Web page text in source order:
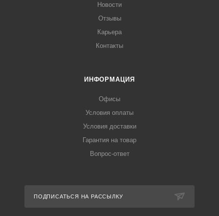
Новости
Отзывы
Карьера
Контакты
ИНФОРМАЦИЯ
Офисы
Условия оплаты
Условия доставки
Гарантия на товар
Вопрос-ответ
ПОДПИСАТЬСЯ НА РАССЫЛКУ